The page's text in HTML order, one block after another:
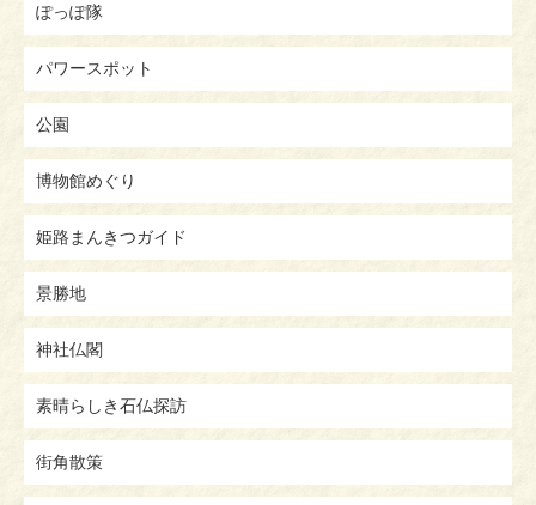
ぽっぽ隊
パワースポット
公園
博物館めぐり
姫路まんきつガイド
景勝地
神社仏閣
素晴らしき石仏探訪
街角散策